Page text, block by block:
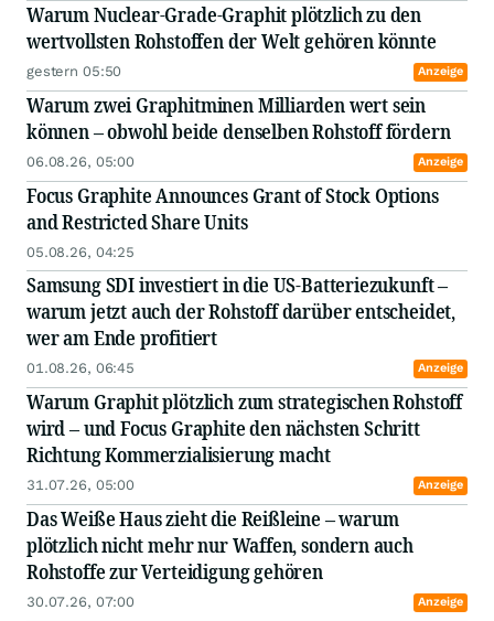
Warum Nuclear-Grade-Graphit plötzlich zu den
wertvollsten Rohstoffen der Welt gehören könnte
gestern 05:50 Anzeige
Warum zwei Graphitminen Milliarden wert sein
können – obwohl beide denselben Rohstoff fördern
06.08.26, 05:00 Anzeige
Focus Graphite Announces Grant of Stock Options
and Restricted Share Units
05.08.26, 04:25
Samsung SDI investiert in die US-Batteriezukunft –
warum jetzt auch der Rohstoff darüber entscheidet,
wer am Ende profitiert
01.08.26, 06:45 Anzeige
Warum Graphit plötzlich zum strategischen Rohstoff
wird – und Focus Graphite den nächsten Schritt
Richtung Kommerzialisierung macht
31.07.26, 05:00 Anzeige
Das Weiße Haus zieht die Reißleine – warum
plötzlich nicht mehr nur Waffen, sondern auch
Rohstoffe zur Verteidigung gehören
30.07.26, 07:00 Anzeige